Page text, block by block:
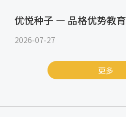
优悦种子 — 品格优势教育
2026-07-27
更多